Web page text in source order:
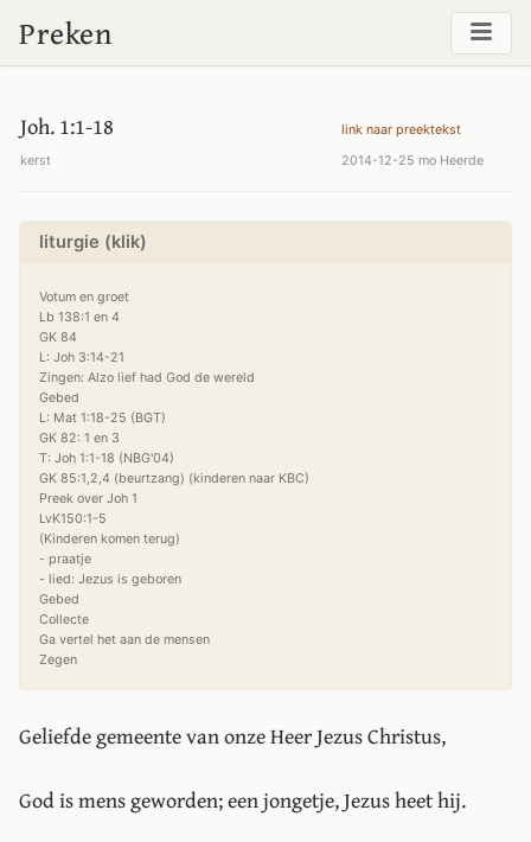
Preken
Joh. 1:1-18
link naar preektekst
kerst
2014-12-25 mo Heerde
liturgie (klik)
Votum en groet
Lb 138:1 en 4
GK 84
L: Joh 3:14-21
Zingen: Alzo lief had God de wereld
Gebed
L: Mat 1:18-25 (BGT)
GK 82: 1 en 3
T: Joh 1:1-18 (NBG'04)
GK 85:1,2,4 (beurtzang) (kinderen naar KBC)
Preek over Joh 1
LvK150:1-5
(Kinderen komen terug)
- praatje
- lied: Jezus is geboren
Gebed
Collecte
Ga vertel het aan de mensen
Geliefde gemeente van onze Heer Jezus Christus,
God is mens geworden; een jongetje, Jezus heet hij.